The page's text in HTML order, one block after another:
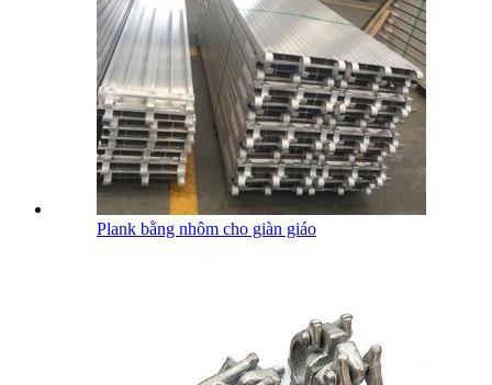
Plank bằng nhôm cho giàn giáo